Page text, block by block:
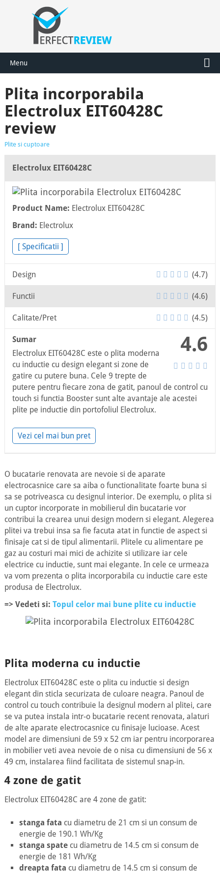
Menu
Plita incorporabila
Electrolux EIT60428C
review
Plite si cuptoare
Electrolux EIT60428C
Product Name: Electrolux EIT60428C
Brand: Electrolux
[ Specificatii ]
Design (4.7)
Functii (4.6)
Calitate/Pret (4.5)
4.6
Sumar
Electrolux EIT60428C este o plita moderna
cu inductie cu design elegant si zone de
gatire cu putere buna. Cele 9 trepte de
putere pentru fiecare zona de gatit, panoul de control cu
touch si functia Booster sunt alte avantaje ale acestei
plite pe inductie din portofoliul Electrolux.
Vezi cel mai bun pret
O bucatarie renovata are nevoie si de aparate
electrocasnice care sa aiba o functionalitate foarte buna si
sa se potriveasca cu designul interior. De exemplu, o plita si
un cuptor incorporate in mobilierul din bucatarie vor
contribui la crearea unui design modern si elegant. Alegerea
plitei va trebui insa sa fie facuta atat in functie de aspect si
finisaje cat si de tipul alimentarii. Plitele cu alimentare pe
gaz au costuri mai mici de achizite si utilizare iar cele
electrice cu inductie, sunt mai elegante. In cele ce urmeaza
va vom prezenta o plita incorporabila cu inductie care este
produsa de Electrolux.
=> Vedeti si: Topul celor mai bune plite cu inductie
Plita moderna cu inductie
Electrolux EIT60428C este o plita cu inductie si design
elegant din sticla securizata de culoare neagra. Panoul de
control cu touch contribuie la designul modern al plitei, care
se va putea instala intr-o bucatarie recent renovata, alaturi
de alte aparate electrocasnice cu finisaje lucioase. Acest
model are dimensiuni de 59 x 52 cm iar pentru incorporarea
in mobilier veti avea nevoie de o nisa cu dimensiuni de 56 x
49 cm, instalarea fiind facilitata de sistemul snap-in.
4 zone de gatit
Electrolux EIT60428C are 4 zone de gatit:
stanga fata cu diametru de 21 cm si un consum de
energie de 190.1 Wh/Kg
stanga spate cu diametru de 14.5 cm si consum de
energie de 181 Wh/Kg
dreapta fata cu diametru de 14.5 cm si consum de